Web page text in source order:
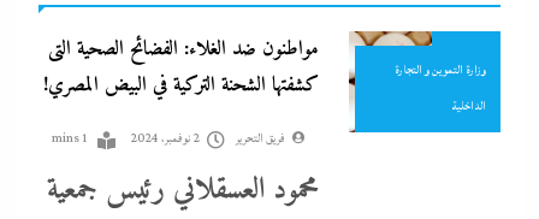
وزارة التموين و التجارة
الداخلية
مواطنون ضد الغلاء: الفضائح الصحية التى
كشفتها الشحنة التركية في البيض المصري!
فريق التحرير 2 نوفمبر، 2024 1 mins
محمود العسقلاني رئيس جمعية